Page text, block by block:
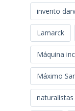
invento
Lamarck
Máquina
Máximo